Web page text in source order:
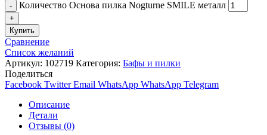
Количество Основа пилка Nogturne SMILE металл
Купить
Сравнение
Список желаний
Артикул: 102719 Категория: Бафы и пилки
Поделиться
Facebook Twitter Email WhatsApp WhatsApp Telegram
Описание
Детали
Отзывы (0)